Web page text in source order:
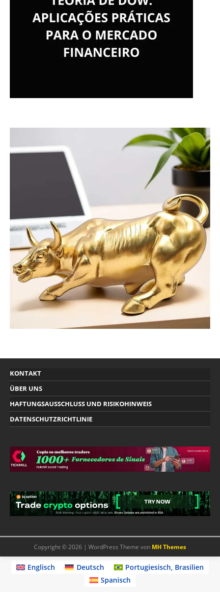
KONTAKT
ÜBER UNS
HAFTUNGSAUSSCHLUSS UND RISIKOHINWEIS
DATENSCHUTZRICHTLINIE
Copyright © 2026 | WordPress Theme von MH Themes
Englisch Deutsch
Portugiesisch, Brasilien
Spanisch